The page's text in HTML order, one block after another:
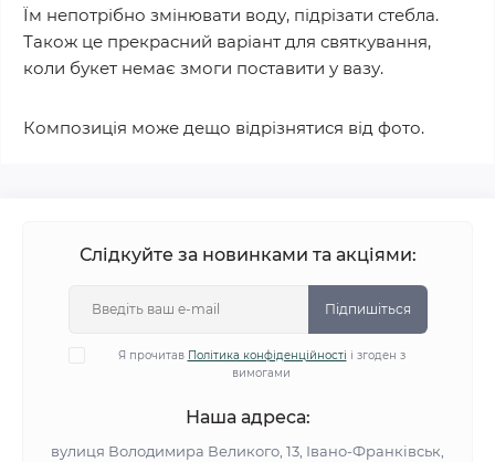
Їм непотрібно змінювати воду, підрізати стебла.
Також це прекрасний варіант для святкування,
коли букет немає змоги поставити у вазу.
Композиція може дещо відрізнятися від фото.
Слідкуйте за новинками та акціями:
Підпишіться
Я прочитав Політика конфіденційності і згоден з
вимогами
Наша адреса:
вулиця Володимира Великого, 13, Івано-Франківськ,